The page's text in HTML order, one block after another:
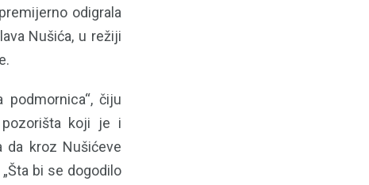
odigrala
Nušića, u režiji
čiju
pozorišta koji je i
da kroz Nušićeve
bi se dogodilo